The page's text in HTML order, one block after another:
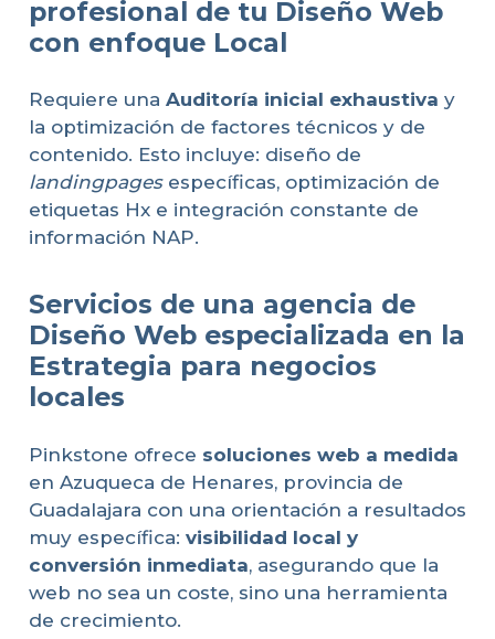
profesional de tu Diseño Web
con enfoque Local
Requiere una Auditoría inicial exhaustiva y
la optimización de factores técnicos y de
contenido. Esto incluye: diseño de
landingpagesespecíficas, optimización de
etiquetas Hx e integración constante de
información NAP.
Servicios de una agencia de
Diseño Web especializada en la
Estrategia para negocios
locales
Pinkstone ofrece soluciones web a medida
en Azuqueca de Henares, provincia de
Guadalajara con una orientación a resultados
muy específica: visibilidad local y
conversión inmediata, asegurando que la
web no sea un coste, sino una herramienta
de crecimiento.